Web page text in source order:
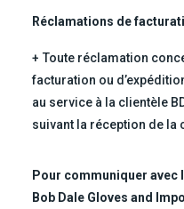
Réclamations de
Toute réclamation
facturation ou
au service à la clientèle
suivant la réception de la
Pour communiquer avec
Bob Dale Gloves and